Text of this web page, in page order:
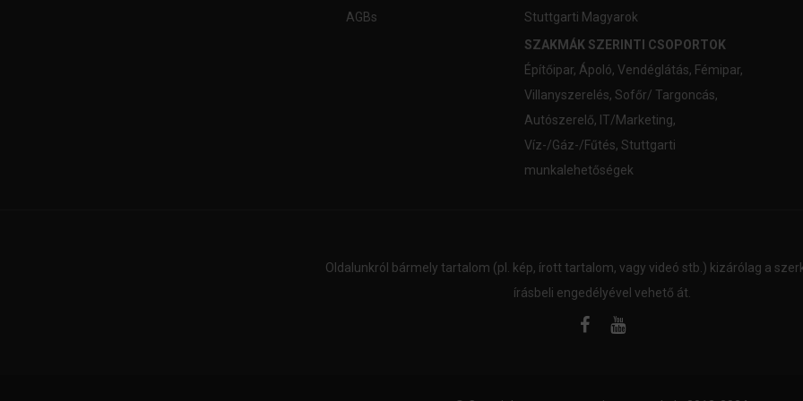
AGBs
Stuttgarti Magyarok
SZAKMÁK SZERINTI CSOPORTOK
Építőipar, Ápoló, Vendéglátás, Fémipar,
Villanyszerelés, Sofőr/ Targoncás,
Autószerelő, IT/Marketing,
Víz-/Gáz-/Fűtés, Stuttgarti
munkalehetőségek
Oldalunkról bármely tartalom (pl. kép, írott tartalom, vagy videó stb.) kizárólag a
írásbeli engedélyével vehető át.